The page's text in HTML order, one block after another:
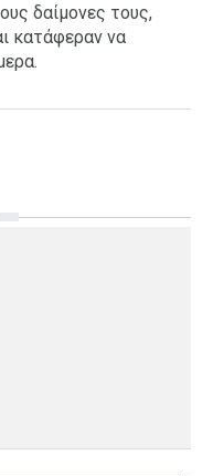
δαίμονες τους,
κατάφεραν να